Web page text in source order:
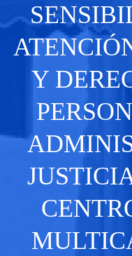
Y